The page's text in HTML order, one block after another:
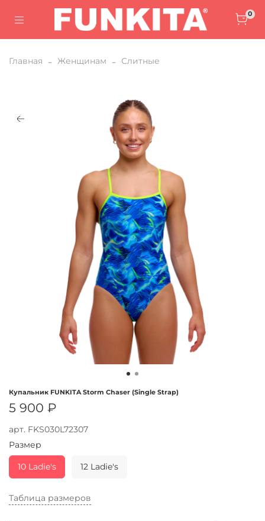
0
Главная Женщинам Слитные
арт. FKS030L72307
Купальник FUNKITA Storm Chaser (Single Strap)
5 900 ₽
Таблица размеров
Размер
10 Ladie's 12 Ladie's